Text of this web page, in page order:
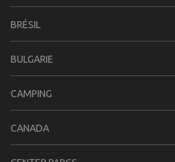
BRÉSIL
BULGARIE
CAMPING
CANADA